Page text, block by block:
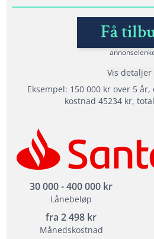
Nedbetalingstid: 1 - 15 år
Effektiv rente: 10,43% - 36,85%
Få
Eksempel: 150 000 kr over 5
kostnad 45234 kr,
Vis detaljer
Fordeler
Din søknad går til 15 långivere
Tilbyr refinansiering
Står for ansvarlig utlån
Vilkår
30 000 - 400 000 kr
Lånebeløp
fra 2 498 kr
Månedskostnad